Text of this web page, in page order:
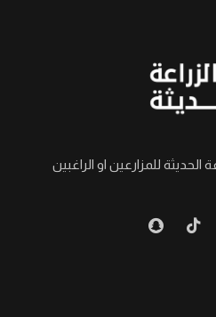
للمزارعين او الراغبين